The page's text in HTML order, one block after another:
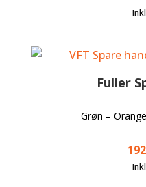
Fuller
Grøn –